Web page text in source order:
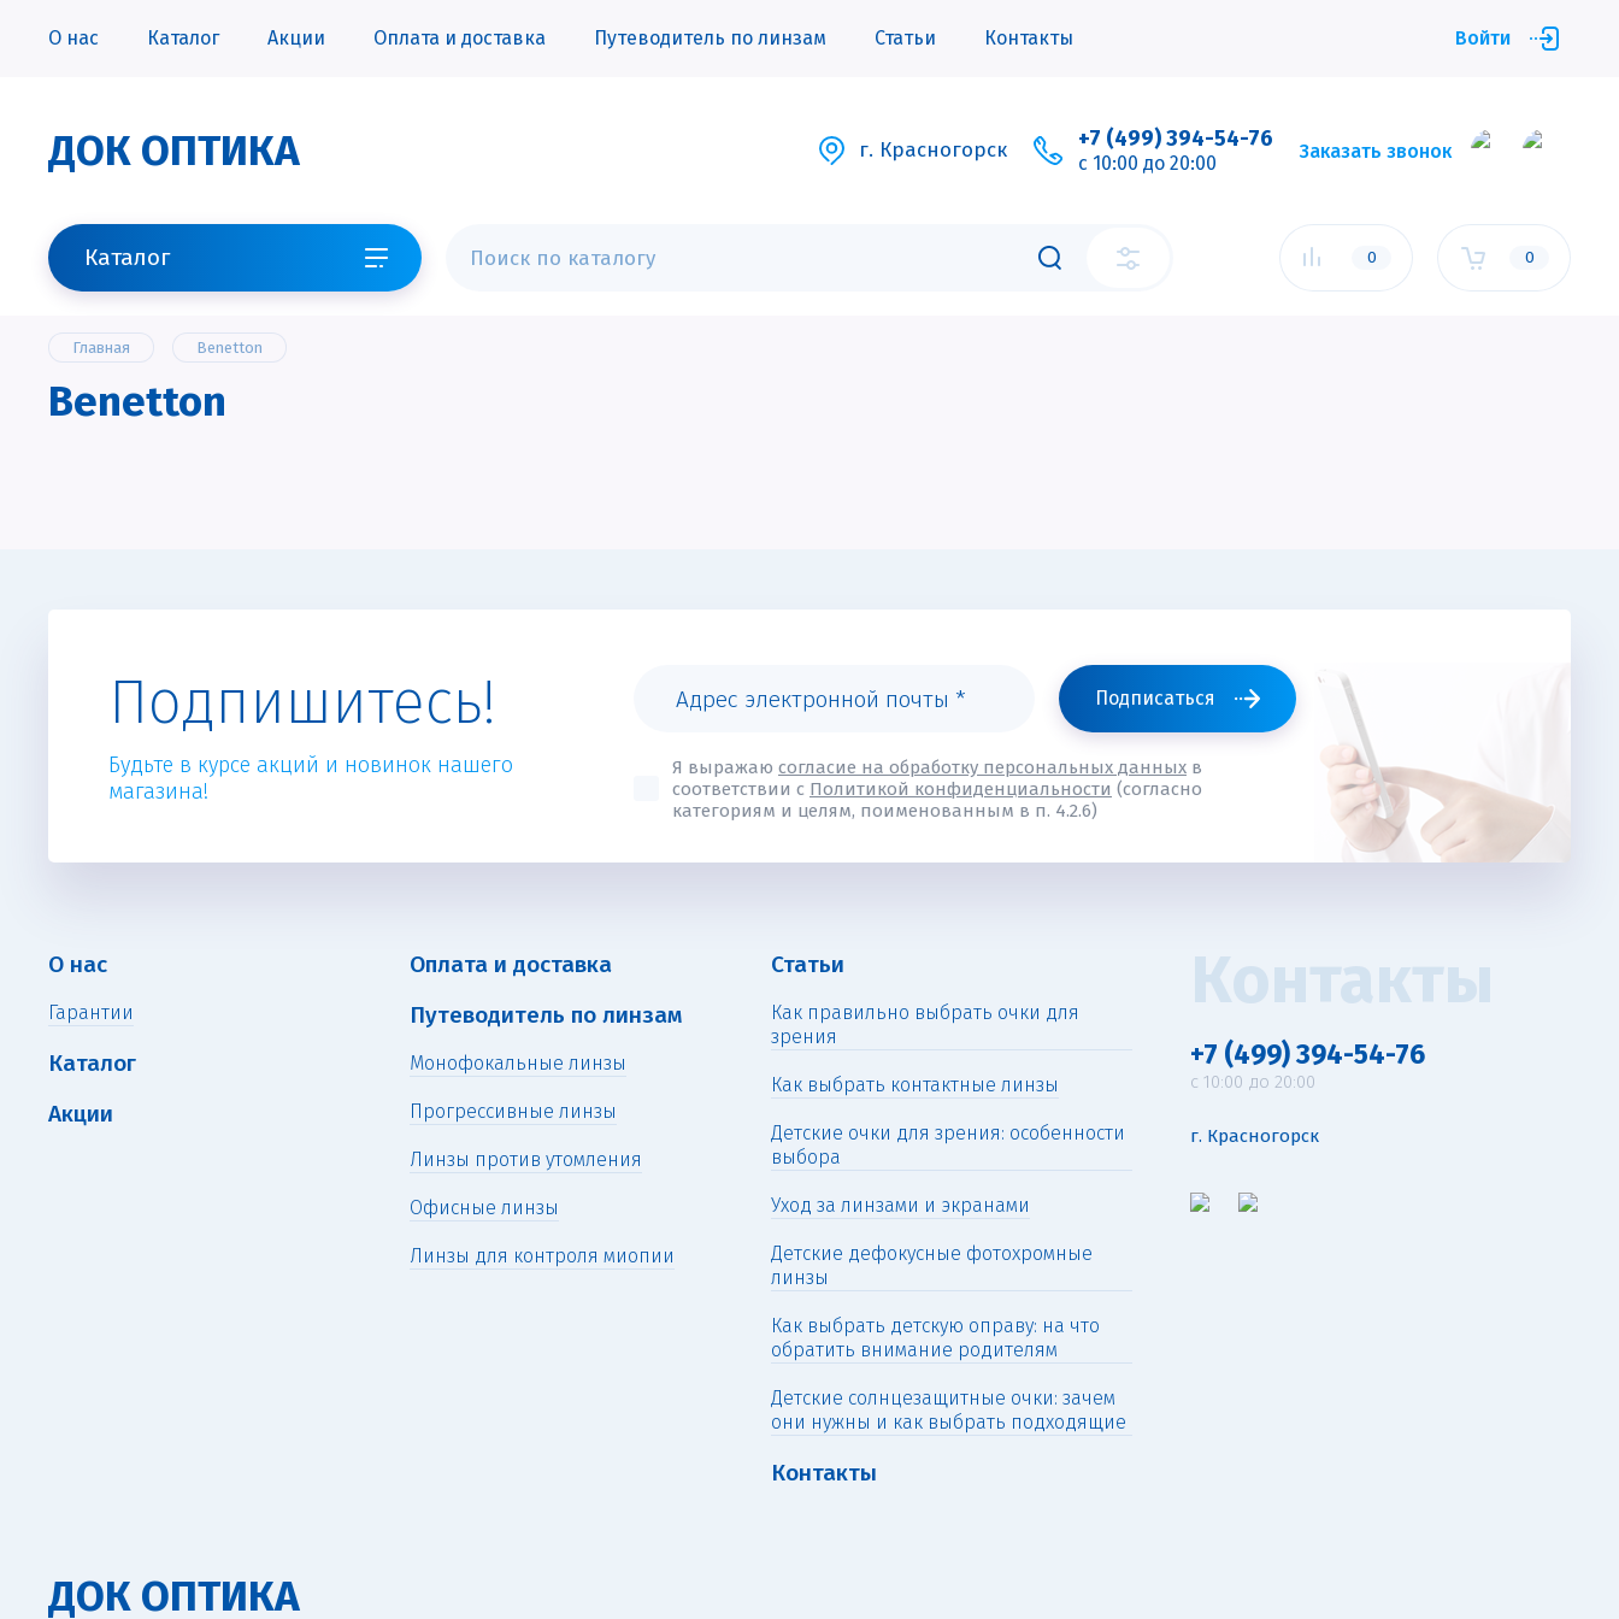
О нас Каталог Акции Оплата и доставка Путеводитель по линзам Статьи Контакты Войти
ДОК ОПТИКА г. Красногорск +7 (499) 394-54-76
c 10:00 до 20:00
Заказать звонок
Каталог 0 0
Главная Benetton
Benetton
Подпишитесь!
Будьте в курсе акций и новинок нашего
магазина!
Я выражаю согласие на обработку персональных данных в
соответствии с Политикой конфиденциальности (согласно
категориям и целям, поименованным в п. 4.2.6)
Подписаться
О нас
Гарантии
Каталог
Акции
Оплата и доставка
Путеводитель по линзам
Монофокальные линзы
Прогрессивные линзы
Линзы против утомления
Офисные линзы
Линзы для контроля миопии
Статьи
Как правильно выбрать очки для
зрения
Как выбрать контактные линзы
Детские очки для зрения: особенности
выбора
Уход за линзами и экранами
Детские дефокусные фотохромные
линзы
Как выбрать детскую оправу: на что
обратить внимание родителям
Детские солнцезащитные очки: зачем
они нужны и как выбрать подходящие
Контакты
ДОК ОПТИКА
Контакты
+7 (499) 394-54-76
c 10:00 до 20:00
г. Красногорск